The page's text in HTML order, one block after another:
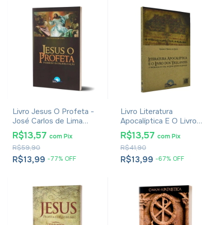
Livro Jesus O Profeta -
José Carlos de Lima
Costa
R$13,99 -77% OFF
R$59,90
R$13,57 comPix
Livro Literatura
Apocalíptica E O Livro
Dos Vigilantes - Ângelo
Vieira Da Silva
R$13,99 -67% OFF
R$41,90
R$13,57 com Pix